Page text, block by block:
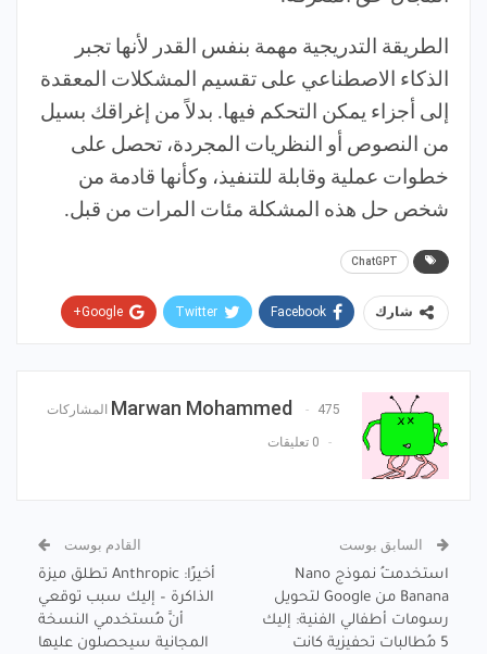
الطريقة التدريجية مهمة بنفس القدر لأنها تجبر
الذكاء الاصطناعي على تقسيم المشكلات المعقدة
إلى أجزاء يمكن التحكم فيها. بدلاً من إغراقك بسيل
من النصوص أو النظريات المجردة، تحصل على
خطوات عملية وقابلة للتنفيذ، وكأنها قادمة من
شخص حل هذه المشكلة مئات المرات من قبل.
ChatGPT
شارك Facebook
Twitter
Google+
Marwan Mohammed 475 المشاركات
0 تعليقات
السابق بوست
استخدمتُ نموذج Nano
Banana من Google لتحويل
رسومات أطفالي الفنية: إليك
5 مُطالبات تحفيزية كانت
القادم بوست
أخيرًا: Anthropic تطلق ميزة
الذاكرة – إليك سبب توقعي
أنَّ مُستخدمي النسخة
المجانية سيحصلون عليها